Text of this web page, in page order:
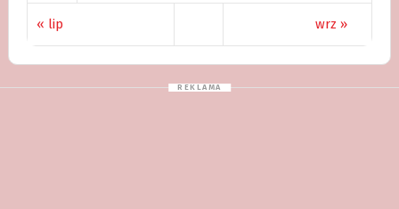
« lip wrz »